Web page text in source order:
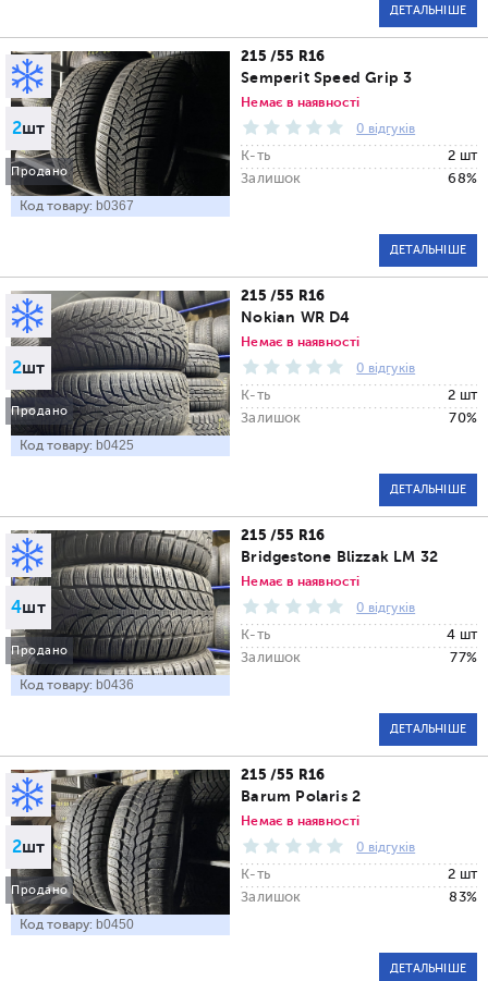
ДЕТАЛЬНІШЕ
2шт
Продано
Код товару: b0367
215 /55 R16
Semperit Speed Grip 3
Немає в наявності
0 відгуків
К-ть
2 шт
Залишок
68%
ДЕТАЛЬНІШЕ
2шт
Продано
Код товару: b0425
215 /55 R16
Nokian WR D4
Немає в наявності
0 відгуків
К-ть
2 шт
Залишок
70%
ДЕТАЛЬНІШЕ
4шт
Продано
Код товару: b0436
215 /55 R16
Bridgestone Blizzak LM 32
Немає в наявності
0 відгуків
К-ть
4 шт
Залишок
77%
ДЕТАЛЬНІШЕ
2шт
Продано
Код товару: b0450
215 /55 R16
Barum Polaris 2
Немає в наявності
0 відгуків
К-ть
2 шт
Залишок
83%
ДЕТАЛЬНІШЕ